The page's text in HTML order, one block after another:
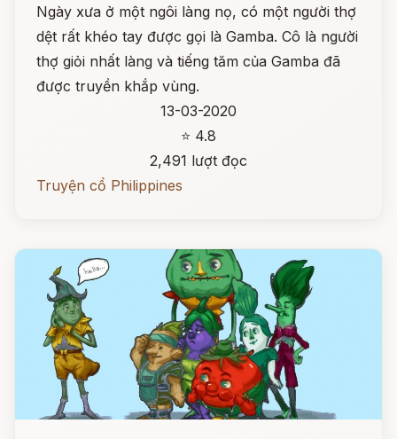
Ngày xưa ở một ngôi làng nọ, có một người thợ
dệt rất khéo tay được gọi là Gamba. Cô là người
thợ giỏi nhất làng và tiếng tăm của Gamba đã
được truyền khắp vùng.
13-03-2020
⭐ 4.8
2,491 lượt đọc
Truyện cổ Philippines